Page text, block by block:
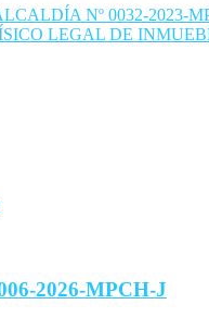
Nº 0032-2023-
LEGAL DE
2026-MPCH-J